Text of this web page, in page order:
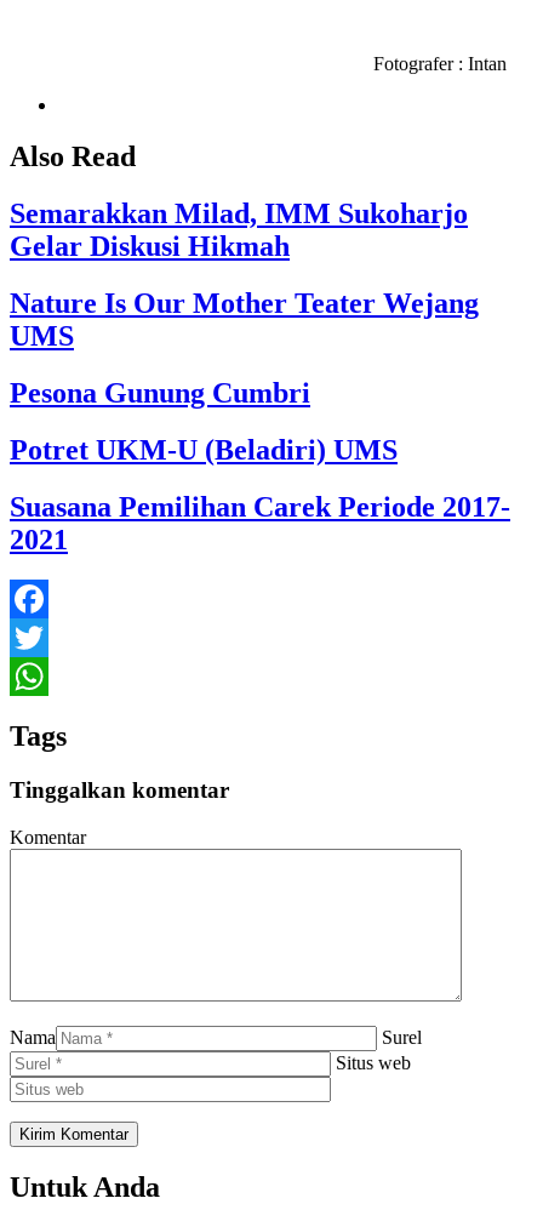
Fotografer : Intan
Also Read
Semarakkan Milad, IMM Sukoharjo
Gelar Diskusi Hikmah
Nature Is Our Mother Teater Wejang
UMS
Pesona Gunung Cumbri
Potret UKM-U (Beladiri) UMS
Suasana Pemilihan Carek Periode 2017-
2021
Facebook
Twitter
Tags
Tinggalkan komentar
Komentar
Nama
Surel
Situs web
Untuk Anda